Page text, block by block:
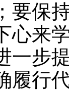
要保
心来
一步
履行